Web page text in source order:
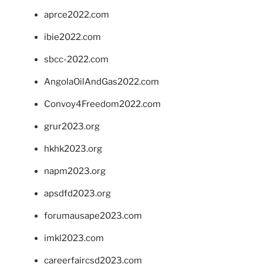
aprce2022.com
ibie2022.com
sbcc-2022.com
AngolaOilAndGas2022.com
Convoy4Freedom2022.com
grur2023.org
hkhk2023.org
napm2023.org
apsdfd2023.org
forumausape2023.com
imkl2023.com
careerfaircsd2023.com